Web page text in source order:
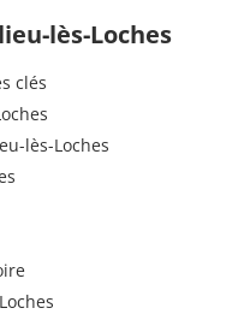
lès-Loches
clés
lès-Loches